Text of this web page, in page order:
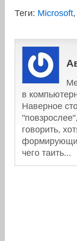
Теги: Microsoft,
в
Наверное
говорить,
чего таить...